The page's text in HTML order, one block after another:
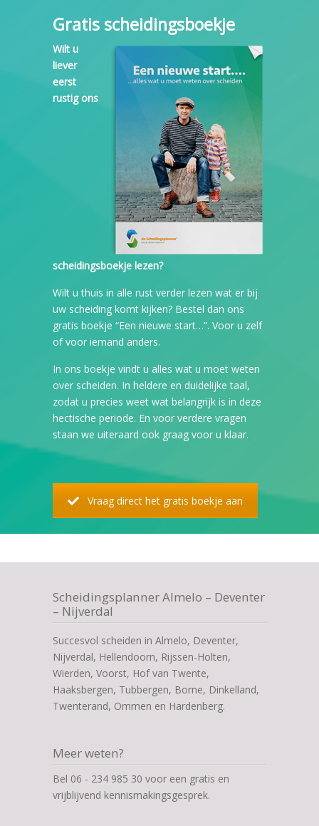
Gratis scheidingsboekje
Wilt u
liever
eerst
rustig ons
scheidingsboekje lezen?
Wilt u thuis in alle rust verder lezen wat er bij
uw scheiding komt kijken? Bestel dan ons
gratis boekje “Een nieuwe start…”. Voor u zelf
of voor iemand anders.
In ons boekje vindt u alles wat u moet weten
over scheiden. In heldere en duidelijke taal,
zodat u precies weet wat belangrijk is in deze
hectische periode. En voor verdere vragen
staan we uiteraard ook graag voor u klaar.
Vraag direct het gratis boekje aan
Scheidingsplanner Almelo – Deventer
– Nijverdal
Succesvol scheiden in Almelo, Deventer,
Nijverdal, Hellendoorn, Rijssen-Holten,
Wierden, Voorst, Hof van Twente,
Haaksbergen, Tubbergen, Borne, Dinkelland,
Twenterand, Ommen en Hardenberg.
Meer weten?
Bel 06 - 234 985 30 voor een gratis en
vrijblijvend kennismakingsgesprek.